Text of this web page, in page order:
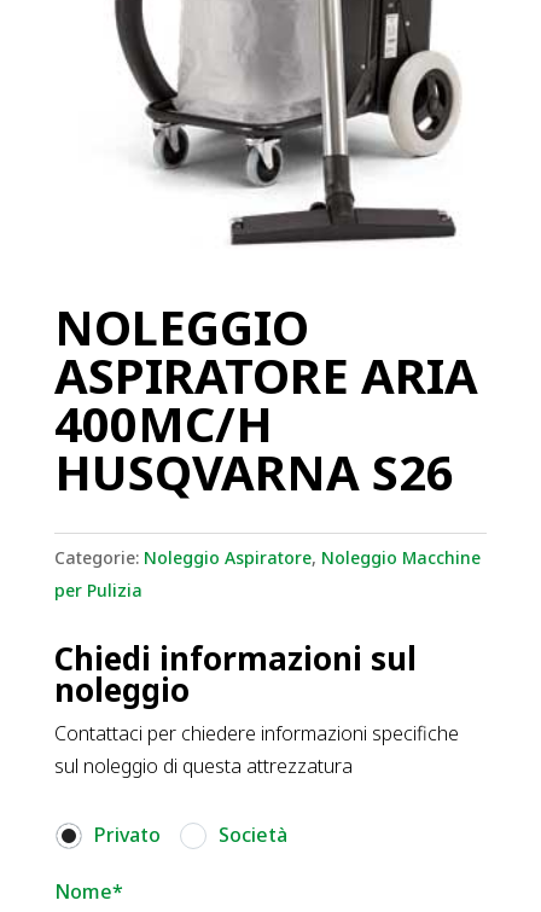
NOLEGGIO
ASPIRATORE ARIA
400MC/H
HUSQVARNA S26
Categorie: Noleggio Aspiratore, Noleggio Macchine
per Pulizia
Chiedi informazioni sul
noleggio
Contattaci per chiedere informazioni specifiche
sul noleggio di questa attrezzatura
Privato Società
Nome*